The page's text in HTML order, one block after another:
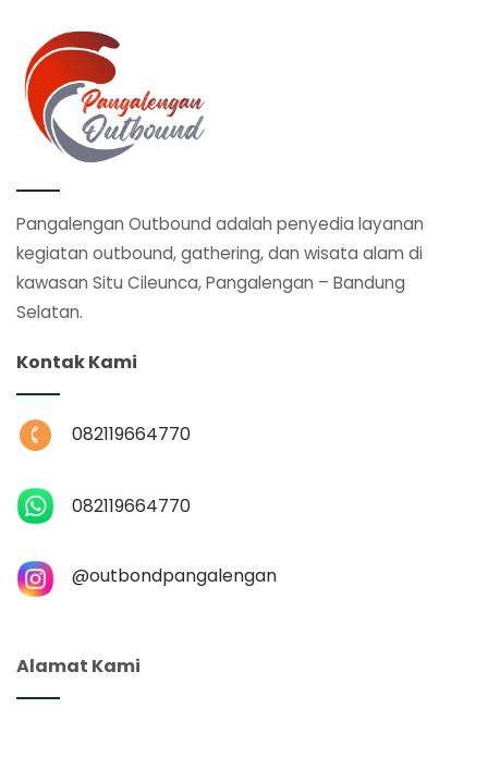
Pangalengan Outbound adalah penyedia layanan
kegiatan outbound, gathering, dan wisata alam di
kawasan Situ Cileunca, Pangalengan – Bandung
Selatan.
Kontak Kami
082119664770
082119664770
@‌outbondpangalengan
Alamat Kami